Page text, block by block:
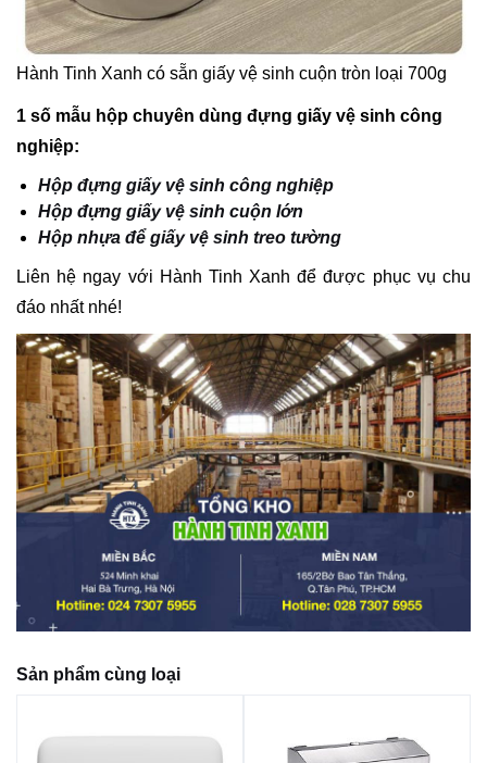
Hành Tinh Xanh có sẵn giấy vệ sinh cuộn tròn loại 700g
1 số mẫu hộp chuyên dùng đựng giấy vệ sinh công
nghiệp:
Hộp đựng giấy vệ sinh công nghiệp
Hộp đựng giấy vệ sinh cuộn lớn
Hộp nhựa để giấy vệ sinh treo tường
Liên hệ ngay với Hành Tinh Xanh để được phục vụ chu
đáo nhất nhé!
Sản phẩm cùng loại